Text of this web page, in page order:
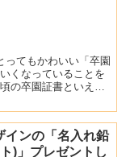
ってもかわいい「卒園
くなっていることを
の卒園証書といえ
インの「名入れ鉛
)」プレゼントし